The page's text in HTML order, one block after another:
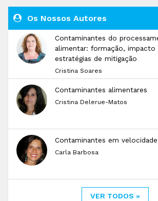
Os Nossos Autores
Contaminantes do
alimentar: formação, impacto
estratégias de mitigação
Cristina Soares
Contaminantes alimentares
Cristina Delerue-Matos
Contaminantes em
Carla Barbosa
VER TODOS »